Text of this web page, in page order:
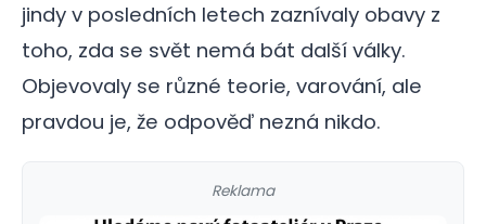
jindy v posledních letech zaznívaly obavy z
toho, zda se svět nemá bát další války.
Objevovaly se různé teorie, varování, ale
pravdou je, že odpověď nezná nikdo.
Reklama